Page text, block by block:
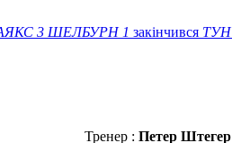
3 ШЕЛБУРН 1 закінчився ТУН
Тренер : Петер Штегер